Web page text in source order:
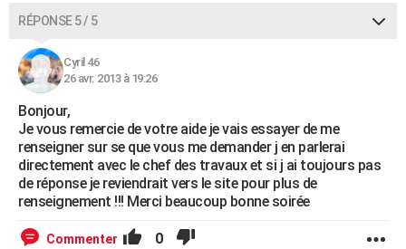
RÉPONSE 5 / 5
Cyril 46
26 avr. 2013 à 19:26
Bonjour,
Je vous remercie de votre aide je vais essayer de me
renseigner sur se que vous me demander j en parlerai
directement avec le chef des travaux et si j ai toujours pas
de réponse je reviendrait vers le site pour plus de
renseignement !!! Merci beaucoup bonne soirée
Commenter 0